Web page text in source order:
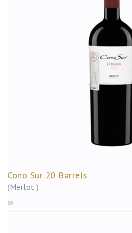
Cono Sur 20 Barrels
(Merlot )